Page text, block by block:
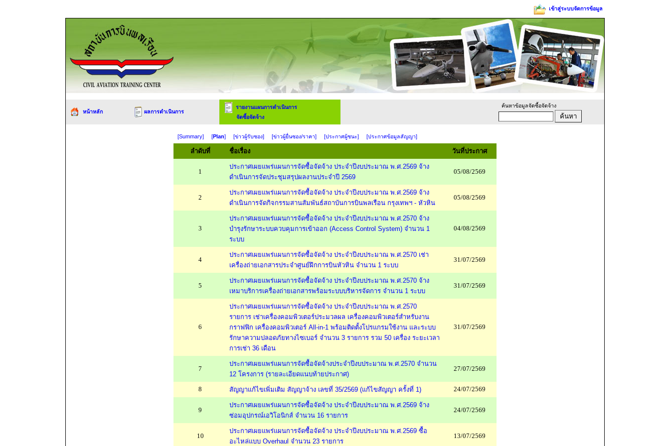
เข้าสู่ระบบจัดการข้อมูล
หน้าหลัก ผลการดำเนินการ
รายงานแผนการดำเนินการ
จัดซื้อจัดจ้าง
ค้นหาข้อมูลจัดซื้อจัดจ้าง
[Summary] [Plan] [ข่าวผู้รับซอง] [ข่าวผู้ยื่นซอง/ราคา] [ประกาศผู้ชนะ] [ประกาศข้อมูลสัญญา]
ลำดับที่ ชื่อเรื่อง วันที่ประกาศ
1
ประกาศเผยแพร่แผนการจัดซื้อจัดจ้าง ประจำปีงบประมาณ พ.ศ.2569 จ้าง
ดำเนินการจัดประชุมสรุปผลงานประจำปี 2569
05/08/2569
2
ประกาศเผยแพร่แผนการจัดซื้อจัดจ้าง ประจำปีงบประมาณ พ.ศ.2569 จ้าง
ดำเนินการจัดกิจกรรมสานสัมพันธ์สถาบันการบินพลเรือน กรุงเทพฯ - หัวหิน
05/08/2569
3
ประกาศเผยแพร่แผนการจัดซื้อจัดจ้าง ประจำปีงบประมาณ พ.ศ.2570 จ้าง
บำรุงรักษาระบบควบคุมการเข้าออก (Access Control System) จำนวน 1
ระบบ
04/08/2569
4
ประกาศเผยแพร่แผนการจัดซื้อจัดจ้าง ประจำปีงบประมาณ พ.ศ.2570 เช่า
เครื่องถ่ายเอกสารประจำศูนย์ฝึกการบินหัวหิน จำนวน 1 ระบบ
31/07/2569
5
ประกาศเผยแพร่แผนการจัดซื้อจัดจ้าง ประจำปีงบประมาณ พ.ศ.2570 จ้าง
เหมาบริการเครื่องถ่ายเอกสารพร้อมระบบบริหารจัดการ จำนวน 1 ระบบ
31/07/2569
6
ประกาศเผยแพร่แผนการจัดซื้อจัดจ้าง ประจำปีงบประมาณ พ.ศ.2570
รายการ เช่าเครื่องคอมพิวเตอร์ประมวลผล เครื่องคอมพิวเตอร์สำหรับงาน
กราฟฟิก เครื่องคอมพิวเตอร์ All-in-1 พร้อมติดตั้งโปรแกรมใช้งาน และระบบ
รักษาความปลอดภัยทางไซเบอร์ จำนวน 3 รายการ รวม 50 เครื่อง ระยะเวลา
การเช่า 36 เดือน
31/07/2569
7
ประกาศเผยแพร่แผนการจัดซื้อจัดจ้างประจำปีงบประมาณ พ.ศ.2570 จำนวน
12 โครงการ (รายละเอียดแนบท้ายประกาศ)
27/07/2569
8 สัญญาแก้ไขเพิ่มเติม สัญญาจ้าง เลขที่ 35/2569 (แก้ไขสัญญา ครั้งที่ 1) 24/07/2569
9
ประกาศเผยแพร่แผนการจัดซื้อจัดจ้าง ประจำปีงบประมาณ พ.ศ.2569 จ้าง
ซ่อมอุปกรณ์เอวิโอนิกส์ จำนวน 16 รายการ
24/07/2569
10
ประกาศเผยแพร่แผนการจัดซื้อจัดจ้าง ประจำปีงบประมาณ พ.ศ.2569 ซื้อ
อะไหล่แบบ Overhaul จำนวน 23 รายการ
13/07/2569